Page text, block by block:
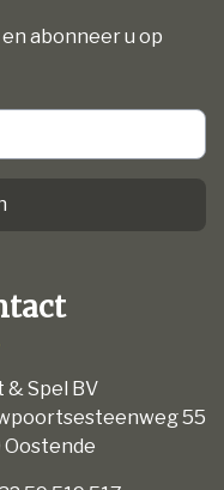
abonneer u op
& Spel BV
55